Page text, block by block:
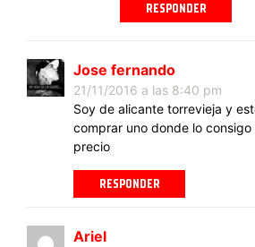
RESPONDER
Jose fernando
21/11/2016 a las 8:40 pm
Soy de alicante torrevieja y
comprar uno donde lo
precio
RESPONDER
Ariel